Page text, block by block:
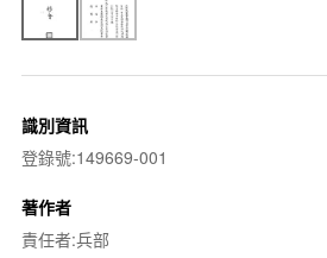
識別資訊
登錄號:149669-001
著作者
責任者:兵部